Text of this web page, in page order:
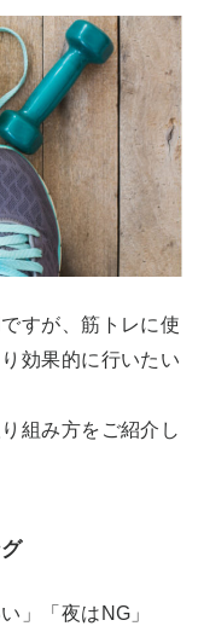
すが、筋トレに使
効果的に行いたい
組み方をご紹介し
」「夜はNG」